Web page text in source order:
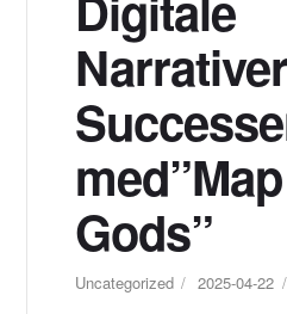
Gods”
Uncategorized 2025-04-22